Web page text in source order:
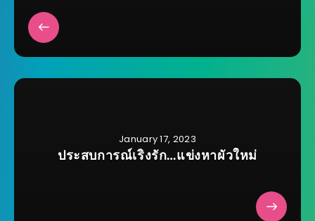
January 17, 2023
ประสบการณ์เริงรัก…แข่งหาผัวใหม่